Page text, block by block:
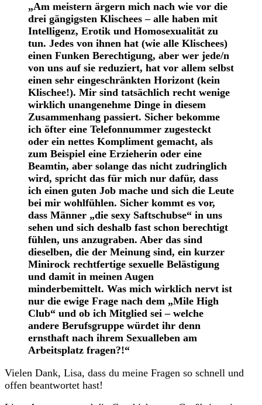
„Am meistern ärgern mich nach wie vor die
drei gängigsten Klischees – alle haben mit
Intelligenz, Erotik und Homosexualität zu
tun. Jedes von ihnen hat (wie alle Klischees)
einen Funken Berechtigung, aber wer jede/n
von uns auf sie reduziert, hat vor allem selbst
einen sehr eingeschränkten Horizont (kein
Klischee!). Mir sind tatsächlich recht wenige
wirklich unangenehme Dinge in diesem
Zusammenhang passiert. Sicher bekomme
ich öfter eine Telefonnummer zugesteckt
oder ein nettes Kompliment gemacht, als
zum Beispiel eine Erzieherin oder eine
Beamtin, aber solange das nicht zudringlich
wird, spricht das für mich nur dafür, dass
ich einen guten Job mache und sich die Leute
bei mir wohlfühlen. Sicher kommt es vor,
dass Männer „die sexy Saftschubse“ in uns
sehen und sich deshalb fast schon berechtigt
fühlen, uns anzugraben. Aber das sind
dieselben, die der Meinung sind, ein kurzer
Minirock rechtfertige sexuelle Belästigung
und damit in meinen Augen
minderbemittelt. Was mich wirklich nervt ist
nur die ewige Frage nach dem „Mile High
Club“ und ob ich Mitglied sei – welche
andere Berufsgruppe würdet ihr denn
ernsthaft nach ihrem Sexualleben am
Arbeitsplatz fragen?!“
Vielen Dank, Lisa, dass du meine Fragen so schnell und
offen beantwortet hast!